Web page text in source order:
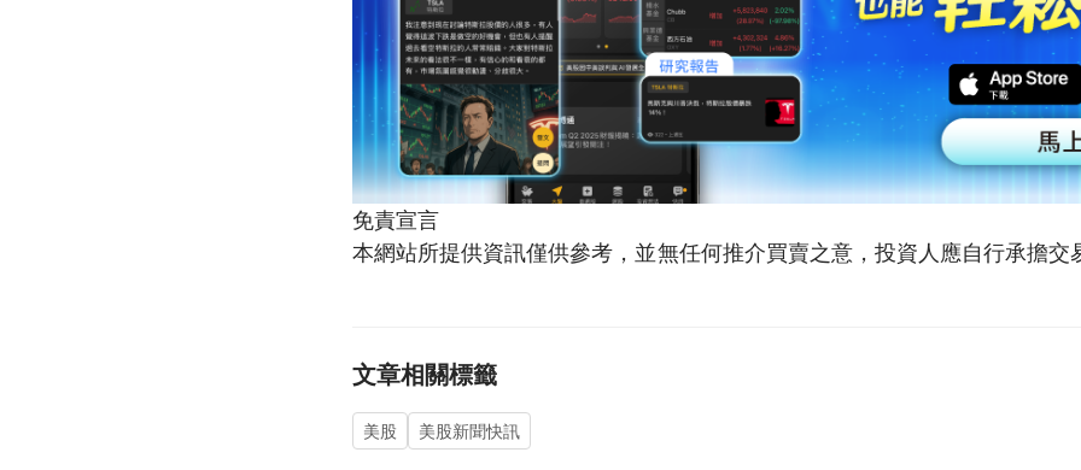
免責宣言
本網站所提供資訊僅供參考，並無任何推介買賣之意，投資人應自行承擔交
文章相關標籤
美股 美股新聞快訊